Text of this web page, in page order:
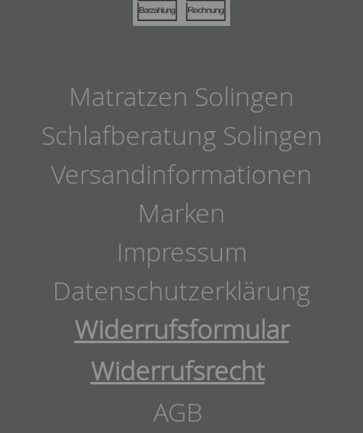
Matratzen Solingen
Schlafberatung Solingen
Versandinformationen
Marken
Impressum
Datenschutzerklärung
Widerrufsformular
Widerrufsrecht
AGB